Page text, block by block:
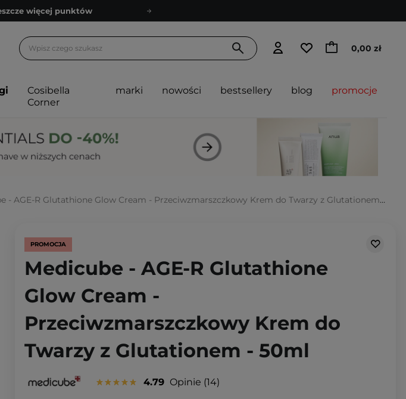
więcej punktów
kosmetologiczne
więcej punktów
0,00 zł
Cosibella
Corner
marki nowości bestsellery blog promocje
- AGE-R Glutathione Glow Cream - Przeciwzmarszczkowy Krem do Twarzy z Glutationem - 50ml
PROMOCJA
Medicube - AGE-R Glutathione
Glow Cream -
Przeciwzmarszczkowy Krem do
Twarzy z Glutationem - 50ml
4.79 Opinie 14